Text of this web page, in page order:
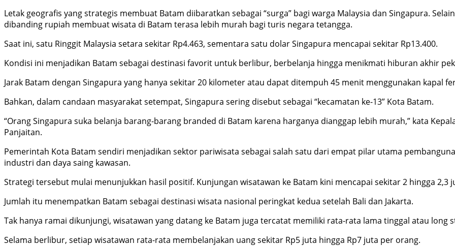
Letak geografis yang strategis membuat Batam diibaratkan sebagai “surga” bagi warga Malaysia dan Singapura.
dibanding rupiah membuat wisata di Batam terasa lebih murah bagi turis negara tetangga.
Saat ini, satu Ringgit Malaysia setara sekitar Rp4.463, sementara satu dolar Singapura mencapai sekitar Rp13.400.
Kondisi ini menjadikan Batam sebagai destinasi favorit untuk berlibur, berbelanja hingga menikmati hiburan akhir
Jarak Batam dengan Singapura yang hanya sekitar 20 kilometer atau dapat ditempuh 45 menit menggunakan kapal
Bahkan, dalam candaan masyarakat setempat, Singapura sering disebut sebagai “kecamatan ke-13” Kota Batam.
“Orang Singapura suka belanja barang-barang branded di Batam karena harganya dianggap lebih murah,” kata
Panjaitan.
Pemerintah Kota Batam sendiri menjadikan sektor pariwisata sebagai salah satu dari empat pilar utama
industri dan daya saing kawasan.
Strategi tersebut mulai menunjukkan hasil positif. Kunjungan wisatawan ke Batam kini mencapai sekitar 2 hingga 2,3
Jumlah itu menempatkan Batam sebagai destinasi wisata nasional peringkat kedua setelah Bali dan Jakarta.
Tak hanya ramai dikunjungi, wisatawan yang datang ke Batam juga tercatat memiliki rata-rata lama tinggal atau long
Selama berlibur, setiap wisatawan rata-rata membelanjakan uang sekitar Rp5 juta hingga Rp7 juta per orang.